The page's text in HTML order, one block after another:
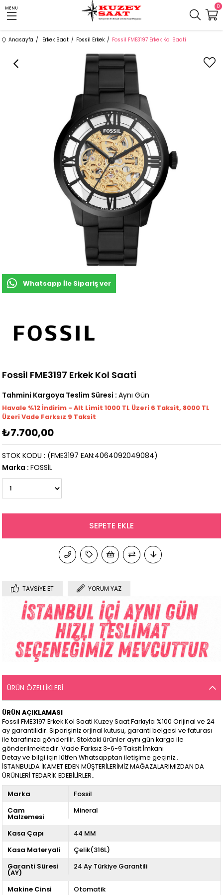
MENU 0
Anasayfa Erkek Saat Fossil Erkek Fossil FME3197 Erkek Kol Saati
Whatsapp İle Sipariş ver
Fossil FME3197 Erkek Kol Saati
Tahmini Kargoya Teslim Süresi : Aynı Gün
Havale %12 İndirim - Alt Limit 1000 TL Üzeri 6 Taksit, 8000 TL
Üzeri Vade Farksız 9 Taksit
₺7.700,00
(FME3197 EAN:4064092049084)
STOK KODU
Marka : FOSSİL
TAVSIYE ET YORUM YAZ
ÜRÜN ÖZELLIKLERI
ÜRÜN AÇIKLAMASI
Fossil FME3197 Erkek Kol Saati Kuzey Saat Farkıyla %100 Orijinal ve 24
ay garantilidir. Siparişiniz orjinal kutusu, garanti belgesi ve faturası
ile tarafınıza gönderilir. Stoktaki ürünler aynı gün kargo ile
gönderilmektedir. Vade Farksız 3-6-9 Taksit İmkanı
Detay ve bilgi için lütfen Whatsapptan iletişime geçiniz..
İSTANBULDA İKAMET EDEN MÜŞTERİLERİMİZ MAĞAZALARIMIZDAN DA
ÜRÜNLERİ TEDARİK EDEBİLİRLER..
Marka
Fossil
Cam
Malzemesi
Mineral
Kasa Çapı
44 MM
Kasa Materyali
Çelik(316L)
Garanti Süresi
(AY)
24 Ay Türkiye Garantili
Makine Cinsi Otomatik